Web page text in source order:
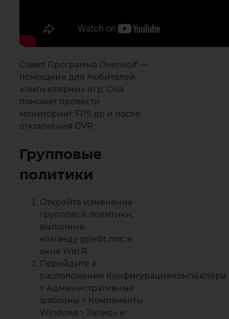
Совет! Программа Overwolf —
помощник для любителей
компьютерных игр. Она
поможет провести
мониторинг FPS до и после
отключения DVR.
Групповые
политики
Откройте изменение
групповой политики,
выполнив
команду gpedit.msc в
окне Win R.
Перейдите в
расположение Конфигурация компьютера
> Административные
шаблоны > Компоненты
Windows > Запись и